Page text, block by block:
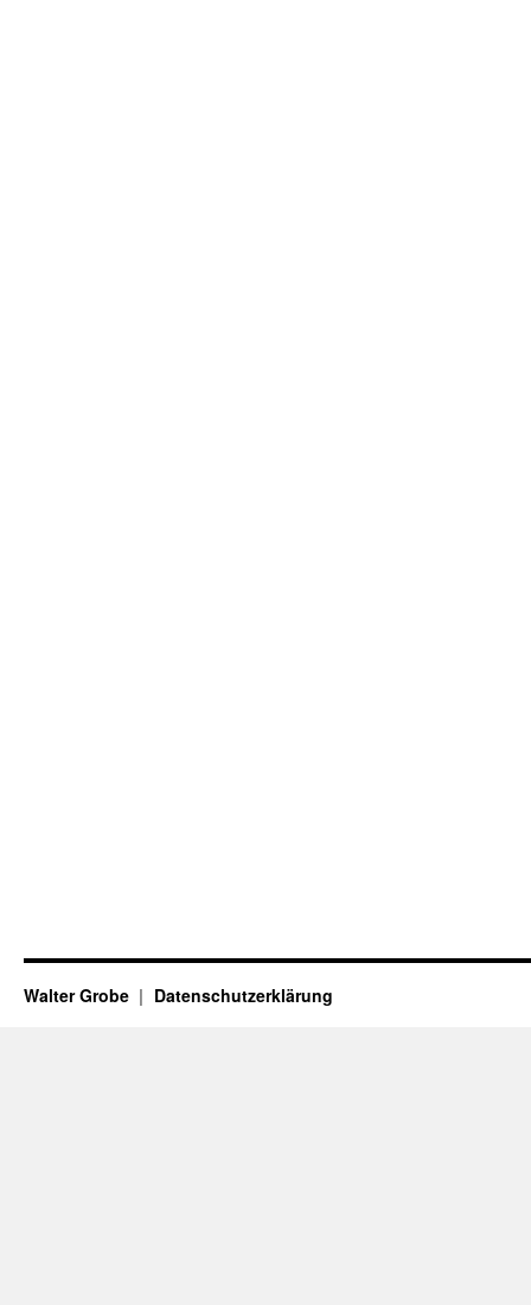
Walter Grobe Datenschutzerklärung